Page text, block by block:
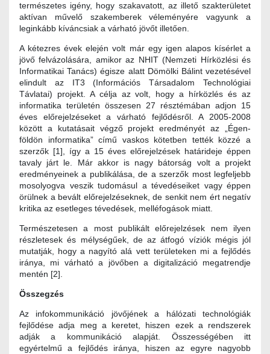
természetes igény, hogy szakavatott, az illető szakterületet
aktívan művelő szakemberek véleményére vagyunk a
leginkább kíváncsiak a várható jövőt illetően.
A kétezres évek elején volt már egy igen alapos kísérlet a
jövő felvázolására, amikor az NHIT (Nemzeti Hírközlési és
Informatikai Tanács) égisze alatt Dömölki Bálint vezetésével
elindult az IT3 (Információs Társadalom Technológiai
Távlatai) projekt. A célja az volt, hogy a hírközlés és az
informatika területén összesen 27 résztémában adjon 15
éves előrejelzéseket a várható fejlődésről. A 2005-2008
között a kutatásait végző projekt eredményét az „Égen-
földön informatika” című vaskos kötetben tették közzé a
szerzők [1], így a 15 éves előrejelzések határideje éppen
tavaly járt le. Már akkor is nagy bátorság volt a projekt
eredményeinek a publikálása, de a szerzők most legfeljebb
mosolyogva veszik tudomásul a tévedéseiket vagy éppen
örülnek a bevált előrejelzéseknek, de senkit nem ért negatív
kritika az esetleges tévedések, melléfogások miatt.
Természetesen a most publikált előrejelzések nem ilyen
részletesek és mélységűek, de az átfogó víziók mégis jól
mutatják, hogy a nagyító alá vett területeken mi a fejlődés
iránya, mi várható a jövőben a digitalizáció megatrendje
mentén [2].
Összegzés
Az infokommunikáció jövőjének a hálózati technológiák
fejlődése adja meg a keretet, hiszen ezek a rendszerek
adják a kommunikáció alapját. Összességében itt
egyértelmű a fejlődés iránya, hiszen az egyre nagyobb